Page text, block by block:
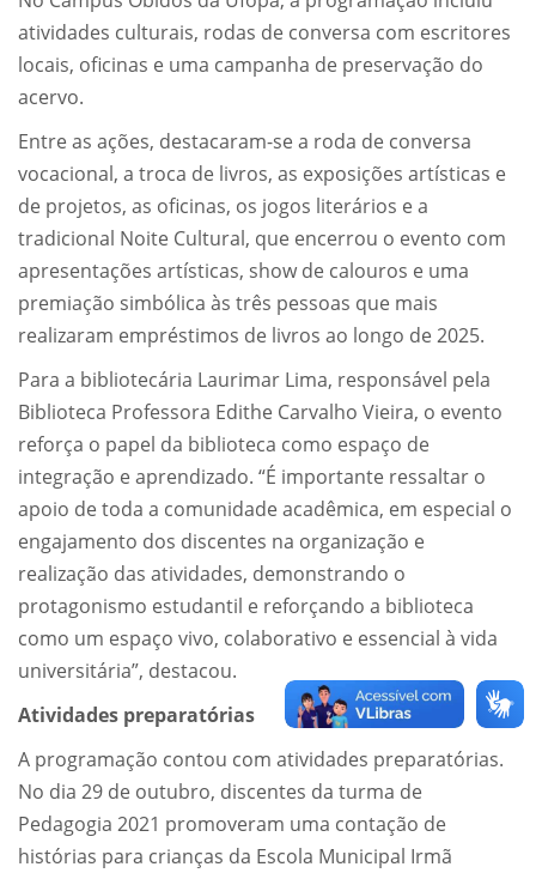
atividades culturais, rodas de conversa com escritores
locais, oficinas e uma campanha de preservação do
acervo.
Entre as ações, destacaram-se a roda de conversa
vocacional, a troca de livros, as exposições artísticas e
de projetos, as oficinas, os jogos literários e a
tradicional Noite Cultural, que encerrou o evento com
apresentações artísticas, show de calouros e uma
premiação simbólica às três pessoas que mais
realizaram empréstimos de livros ao longo de 2025.
Para a bibliotecária Laurimar Lima, responsável pela
Biblioteca Professora Edithe Carvalho Vieira, o evento
reforça o papel da biblioteca como espaço de
integração e aprendizado. “É importante ressaltar o
apoio de toda a comunidade acadêmica, em especial o
engajamento dos discentes na organização e
realização das atividades, demonstrando o
protagonismo estudantil e reforçando a biblioteca
como um espaço vivo, colaborativo e essencial à vida
universitária”, destacou.
Atividades preparatórias
A programação contou com atividades preparatórias.
No dia 29 de outubro, discentes da turma de
Pedagogia 2021 promoveram uma contação de
histórias para crianças da Escola Municipal Irmã